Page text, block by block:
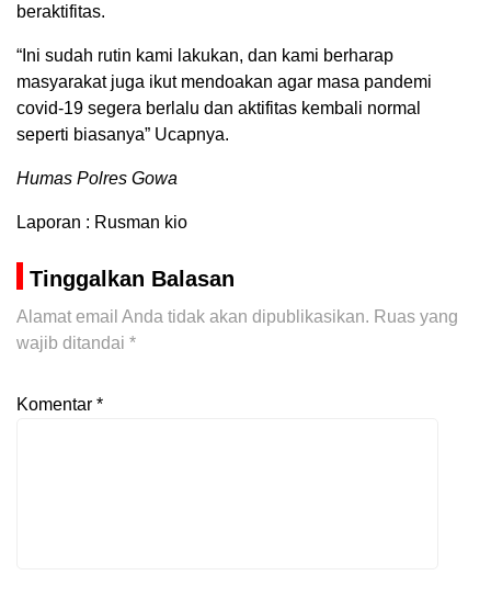
beraktifitas.
“Ini sudah rutin kami lakukan, dan kami berharap
masyarakat juga ikut mendoakan agar masa pandemi
covid-19 segera berlalu dan aktifitas kembali normal
seperti biasanya” Ucapnya.
Humas Polres Gowa
Laporan : Rusman kio
Tinggalkan Balasan
Alamat email Anda tidak akan dipublikasikan. Ruas yang
wajib ditandai *
Komentar *